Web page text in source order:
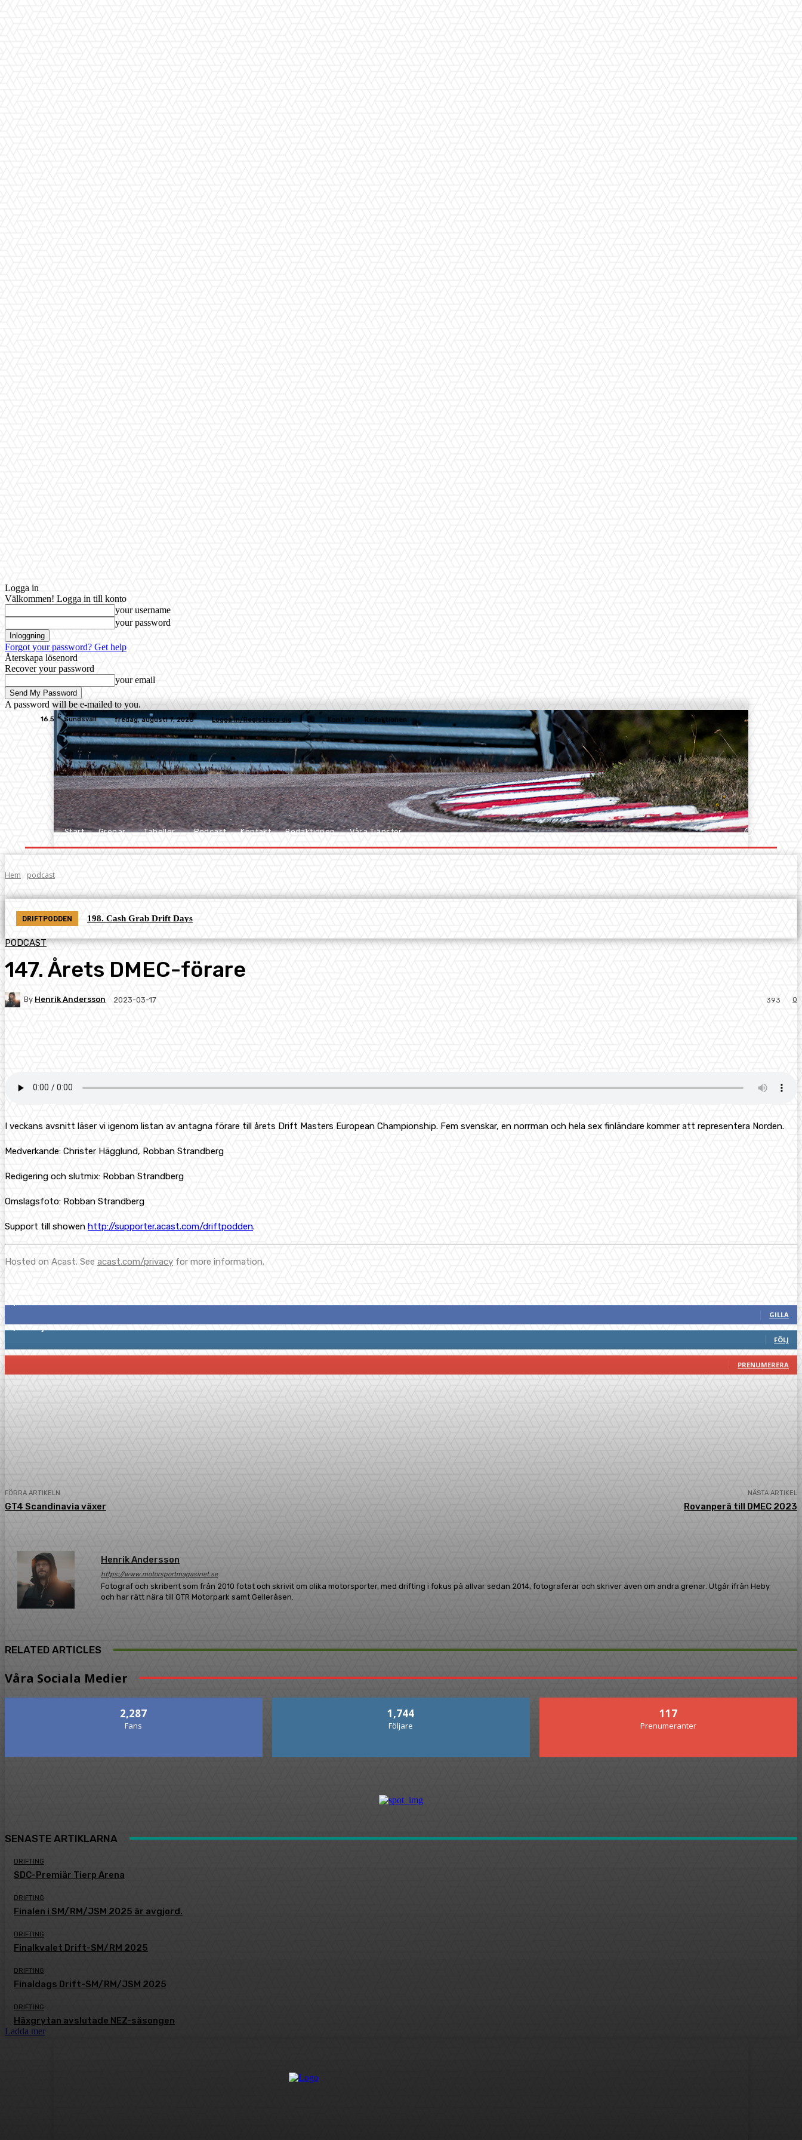
Logga in
Välkommen! Logga in till konto
your username
your password
Forgot your password? Get help
Återskapa lösenord
Recover your password
your email
A password will be e-mailed to you.
16.5 C Sundsvall fredag, augusti 7, 2026 Logga in/Registrera dig Kontakt Redaktionen
Start Grenar Tabeller Podcast Kontakt Redaktionen Våra Tjänster
Hem podcast
DRIFTPODDEN 198. Cash Grab Drift Days
PODCAST
147. Årets DMEC-förare
By Henrik Andersson 2023-03-17 0
393
I veckans avsnitt läser vi igenom listan av antagna förare till årets Drift Masters European Championship. Fem svenskar, en norrman och hela sex finländare kommer att representera Norden.
Medverkande: Christer Hägglund, Robban Strandberg
Redigering och slutmix: Robban Strandberg
Omslagsfoto: Robban Strandberg
Support till showen http://supporter.acast.com/driftpodden.
Hosted on Acast. See acast.com/privacy for more information.
GILLA
FÖLJ
PRENUMERERA
FÖRRA ARTIKELN
GT4 Scandinavia växer
NÄSTA ARTIKEL
Rovanperä till DMEC 2023
Henrik Andersson
https://www.motorsportmagasinet.se
Fotograf och skribent som från 2010 fotat och skrivit om olika motorsporter, med drifting i fokus på allvar sedan 2014, fotograferar och skriver även om andra grenar. Utgår ifrån Heby
och har rätt nära till GTR Motorpark samt Gelleråsen.
RELATED ARTICLES
Våra Sociala Medier
2,287
Fans
1,744
Följare
117
Prenumeranter
SENASTE ARTIKLARNA
DRIFTING
SDC-Premiär Tierp Arena
DRIFTING
Finalen i SM/RM/JSM 2025 är avgjord.
DRIFTING
Finalkvalet Drift-SM/RM 2025
DRIFTING
Finaldags Drift-SM/RM/JSM 2025
DRIFTING
Häxgrytan avslutade NEZ-säsongen
Ladda mer